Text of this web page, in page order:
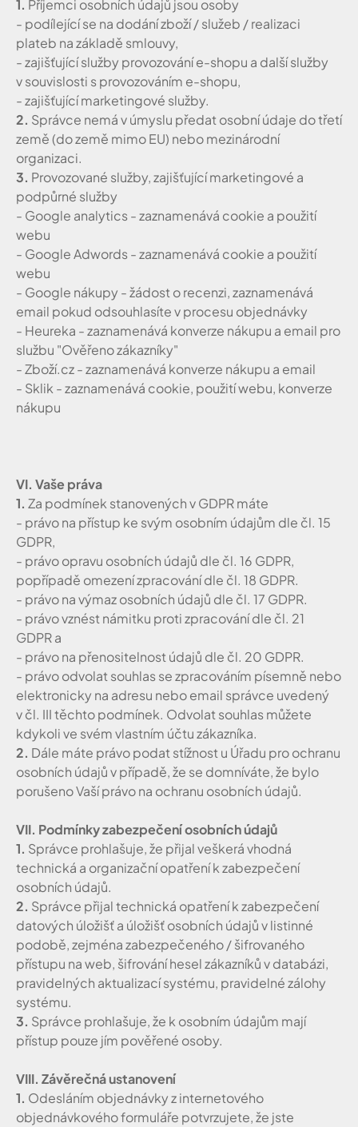
1. Příjemci osobních údajů jsou osoby
- podílející se na dodání zboží / služeb / realizaci
plateb na základě smlouvy,
- zajišťující služby provozování e-shopu a další služby
v souvislosti s provozováním e-shopu,
- zajišťující marketingové služby.
2. Správce nemá v úmyslu předat osobní údaje do třetí
země (do země mimo EU) nebo mezinárodní
organizaci.
3. Provozované služby, zajišťující marketingové a
podpůrné služby
- Google analytics - zaznamenává cookie a použití
webu
- Google Adwords - zaznamenává cookie a použití
webu
- Google nákupy - žádost o recenzi, zaznamenává
email pokud odsouhlasíte v procesu objednávky
- Heureka - zaznamenává konverze nákupu a email pro
službu "Ověřeno zákazníky"
- Zboží.cz - zaznamenává konverze nákupu a email
- Sklik - zaznamenává cookie, použití webu, konverze
nákupu
VI. Vaše práva
1. Za podmínek stanovených v GDPR máte
- právo na přístup ke svým osobním údajům dle čl. 15
GDPR,
- právo opravu osobních údajů dle čl. 16 GDPR,
popřípadě omezení zpracování dle čl. 18 GDPR.
- právo na výmaz osobních údajů dle čl. 17 GDPR.
- právo vznést námitku proti zpracování dle čl. 21
GDPR a
- právo na přenositelnost údajů dle čl. 20 GDPR.
- právo odvolat souhlas se zpracováním písemně nebo
elektronicky na adresu nebo email správce uvedený
v čl. III těchto podmínek. Odvolat souhlas můžete
kdykoli ve svém vlastním účtu zákazníka.
2. Dále máte právo podat stížnost u Úřadu pro ochranu
osobních údajů v případě, že se domníváte, že bylo
porušeno Vaší právo na ochranu osobních údajů.
VII. Podmínky zabezpečení osobních údajů
1. Správce prohlašuje, že přijal veškerá vhodná
technická a organizační opatření k zabezpečení
osobních údajů.
2. Správce přijal technická opatření k zabezpečení
datových úložišť a úložišť osobních údajů v listinné
podobě, zejména zabezpečeného / šifrovaného
přístupu na web, šifrování hesel zákazníků v databázi,
pravidelných aktualizací systému, pravidelné zálohy
systému.
3. Správce prohlašuje, že k osobním údajům mají
přístup pouze jím pověřené osoby.
VIII. Závěrečná ustanovení
1. Odesláním objednávky z internetového
objednávkového formuláře potvrzujete, že jste